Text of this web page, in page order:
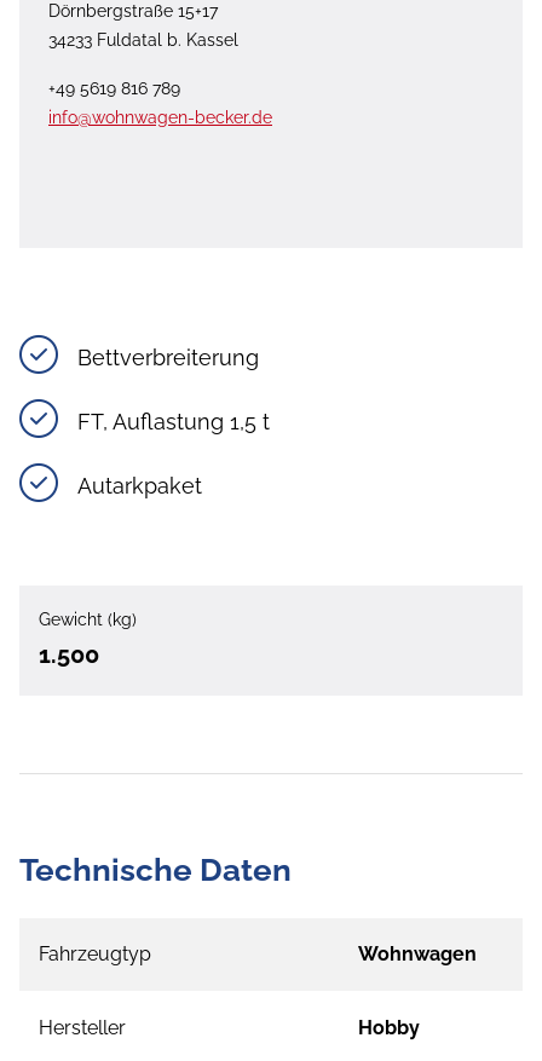
Dörnbergstraße 15+17
34233 Fuldatal b. Kassel
+49 5619 816 789
info@wohnwagen-becker.de
Bettverbreiterung
FT, Auflastung 1,5 t
Autarkpaket
Gewicht (kg)
1.500
Technische Daten
Fahrzeugtyp Wohnwagen
Hersteller Hobby